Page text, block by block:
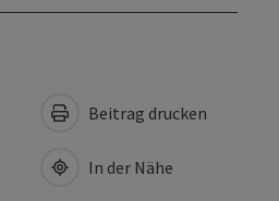
Beitrag drucken
In der Nähe